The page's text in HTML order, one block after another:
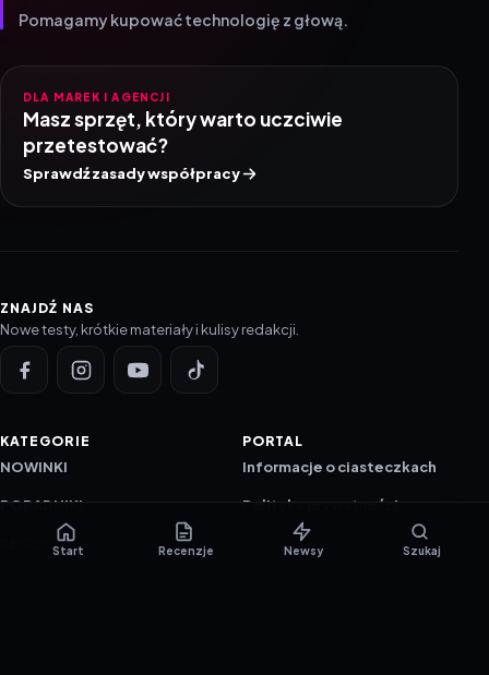
Pomagamy kupować technologię z głową.
DLA MAREK I AGENCJI
Masz sprzęt, który warto uczciwie
przetestować?
Sprawdź zasady współpracy
ZNAJDŹ NAS
Nowe testy, krótkie materiały i kulisy redakcji.
KATEGORIE
NOWINKI
PORADNIKI
RECENZJE
PORTAL
Informacje o ciasteczkach
Polityka prywatności
Start Recenzje Newsy Szukaj